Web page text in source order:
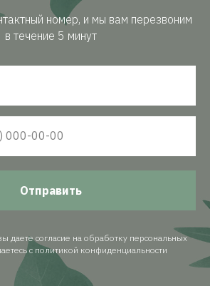
номер, и мы вам перезвоним
в течение 5 минут
Отправить
даете согласие на обработку персональных
c политикой конфиденциальности